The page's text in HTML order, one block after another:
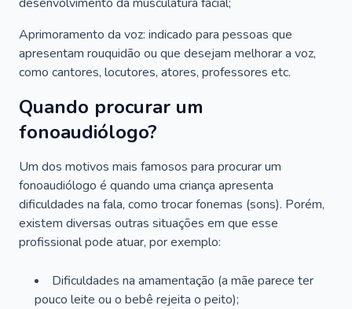
Aprimoramento da voz: indicado para pessoas que
apresentam rouquidão ou que desejam melhorar a voz,
como cantores, locutores, atores, professores etc.
Quando procurar um
fonoaudiólogo?
Um dos motivos mais famosos para procurar um
fonoaudiólogo é quando uma criança apresenta
dificuldades na fala, como trocar fonemas (sons). Porém,
existem diversas outras situações em que esse
profissional pode atuar, por exemplo:
Dificuldades na amamentação (a mãe parece ter
pouco leite ou o bebê rejeita o peito);